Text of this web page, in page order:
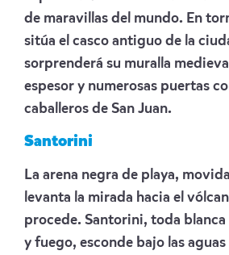
de maravillas del mundo. En
sitúa el casco antiguo de la
sorprenderá su muralla
espesor y numerosas puertas
caballeros de San Juan.
Santorini
La arena negra de playa,
levanta la mirada hacia el
procede. Santorini, toda blanca
y fuego, esconde bajo las